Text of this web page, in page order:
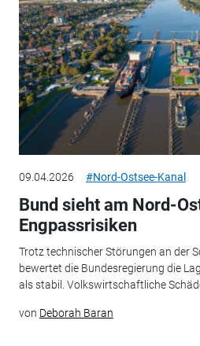
09.04.2026 #Nord-Ostsee-Kanal
Bund sieht am Nord-
Engpassrisiken
Trotz technischer Störungen an der
bewertet die Bundesregierung die
als stabil. Volkswirtschaftliche
von Deborah Baran